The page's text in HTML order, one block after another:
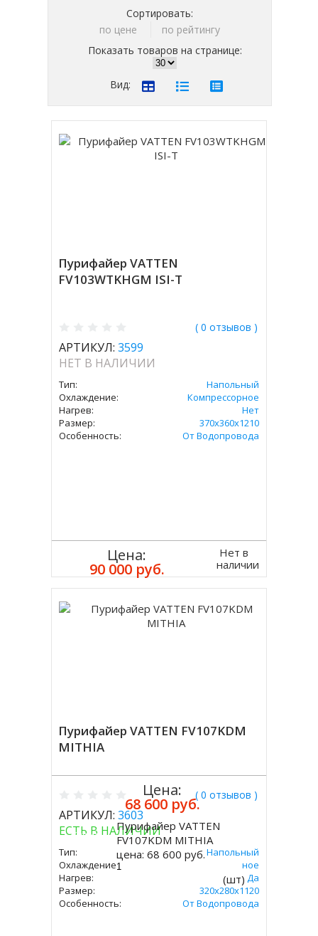
Сортировать:
по цене
по рейтингу
Показать товаров на странице:
Вид:
Пурифайер VATTEN
FV103WTKHGM ISI-T
( 0 отзывов )
АРТИКУЛ: 3599
НЕТ В НАЛИЧИИ
Тип:
Напольный
Охлаждение:
Компрессорное
Нагрев:
Нет
Размер:
370х360х1210
Особенность:
От Водопровода
Цена:
90 000 руб.
Нет в
наличии
Пурифайер VATTEN FV107KDM
MITHIA
( 0 отзывов )
АРТИКУЛ: 3603
ЕСТЬ В НАЛИЧИИ
Тип:
Напольный
Охлаждение:
Компрессорное
Нагрев:
Да
Размер:
320х280х1120
Особенность:
От Водопровода
Цена:
68 600 руб.
Купить
Пурифайер VATTEN
FV107KDM MITHIA
цена:68 600 руб.
(шт)